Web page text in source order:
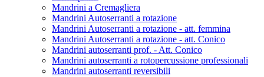
Mandrini a Cremagliera
Mandrini Autoserranti a rotazione
Mandrini Autoserranti a rotazione - att. femmina
Mandrini Autoserranti a rotazione - att. Conico
Mandrini autoserranti prof. - Att. Conico
Mandrini autoserranti a rotopercussione professionali
Mandrini autoserranti reversibili